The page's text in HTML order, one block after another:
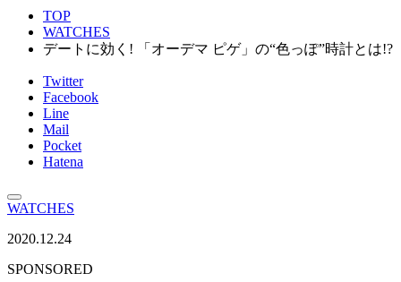
TOP
WATCHES
デートに効く! 「オーデマ ピゲ」の“色っぽ”時計とは!?
Twitter
Facebook
Line
Mail
Pocket
Hatena
WATCHES
2020.12.24
SPONSORED